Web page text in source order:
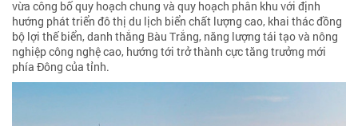
vừa công bố quy hoạch chung và quy hoạch phân khu với định
hướng phát triển đô thị du lịch biển chất lượng cao, khai thác đồng
bộ lợi thế biển, danh thắng Bàu Trắng, năng lượng tái tạo và nông
nghiệp công nghệ cao, hướng tới trở thành cực tăng trưởng mới
phía Đông của tỉnh.